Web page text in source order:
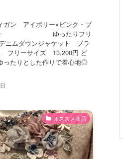
ガン アイボリー×ピンク・ブ
ルー ゆったりフリ
ニムダウンジャケット ブラ
フリーサイズ 13,200円 ど
ったりとした作りで着心地◎
オススメ商品